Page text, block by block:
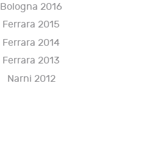
Bologna 2016
Ferrara 2015
Ferrara 2014
Ferrara 2013
Narni 2012